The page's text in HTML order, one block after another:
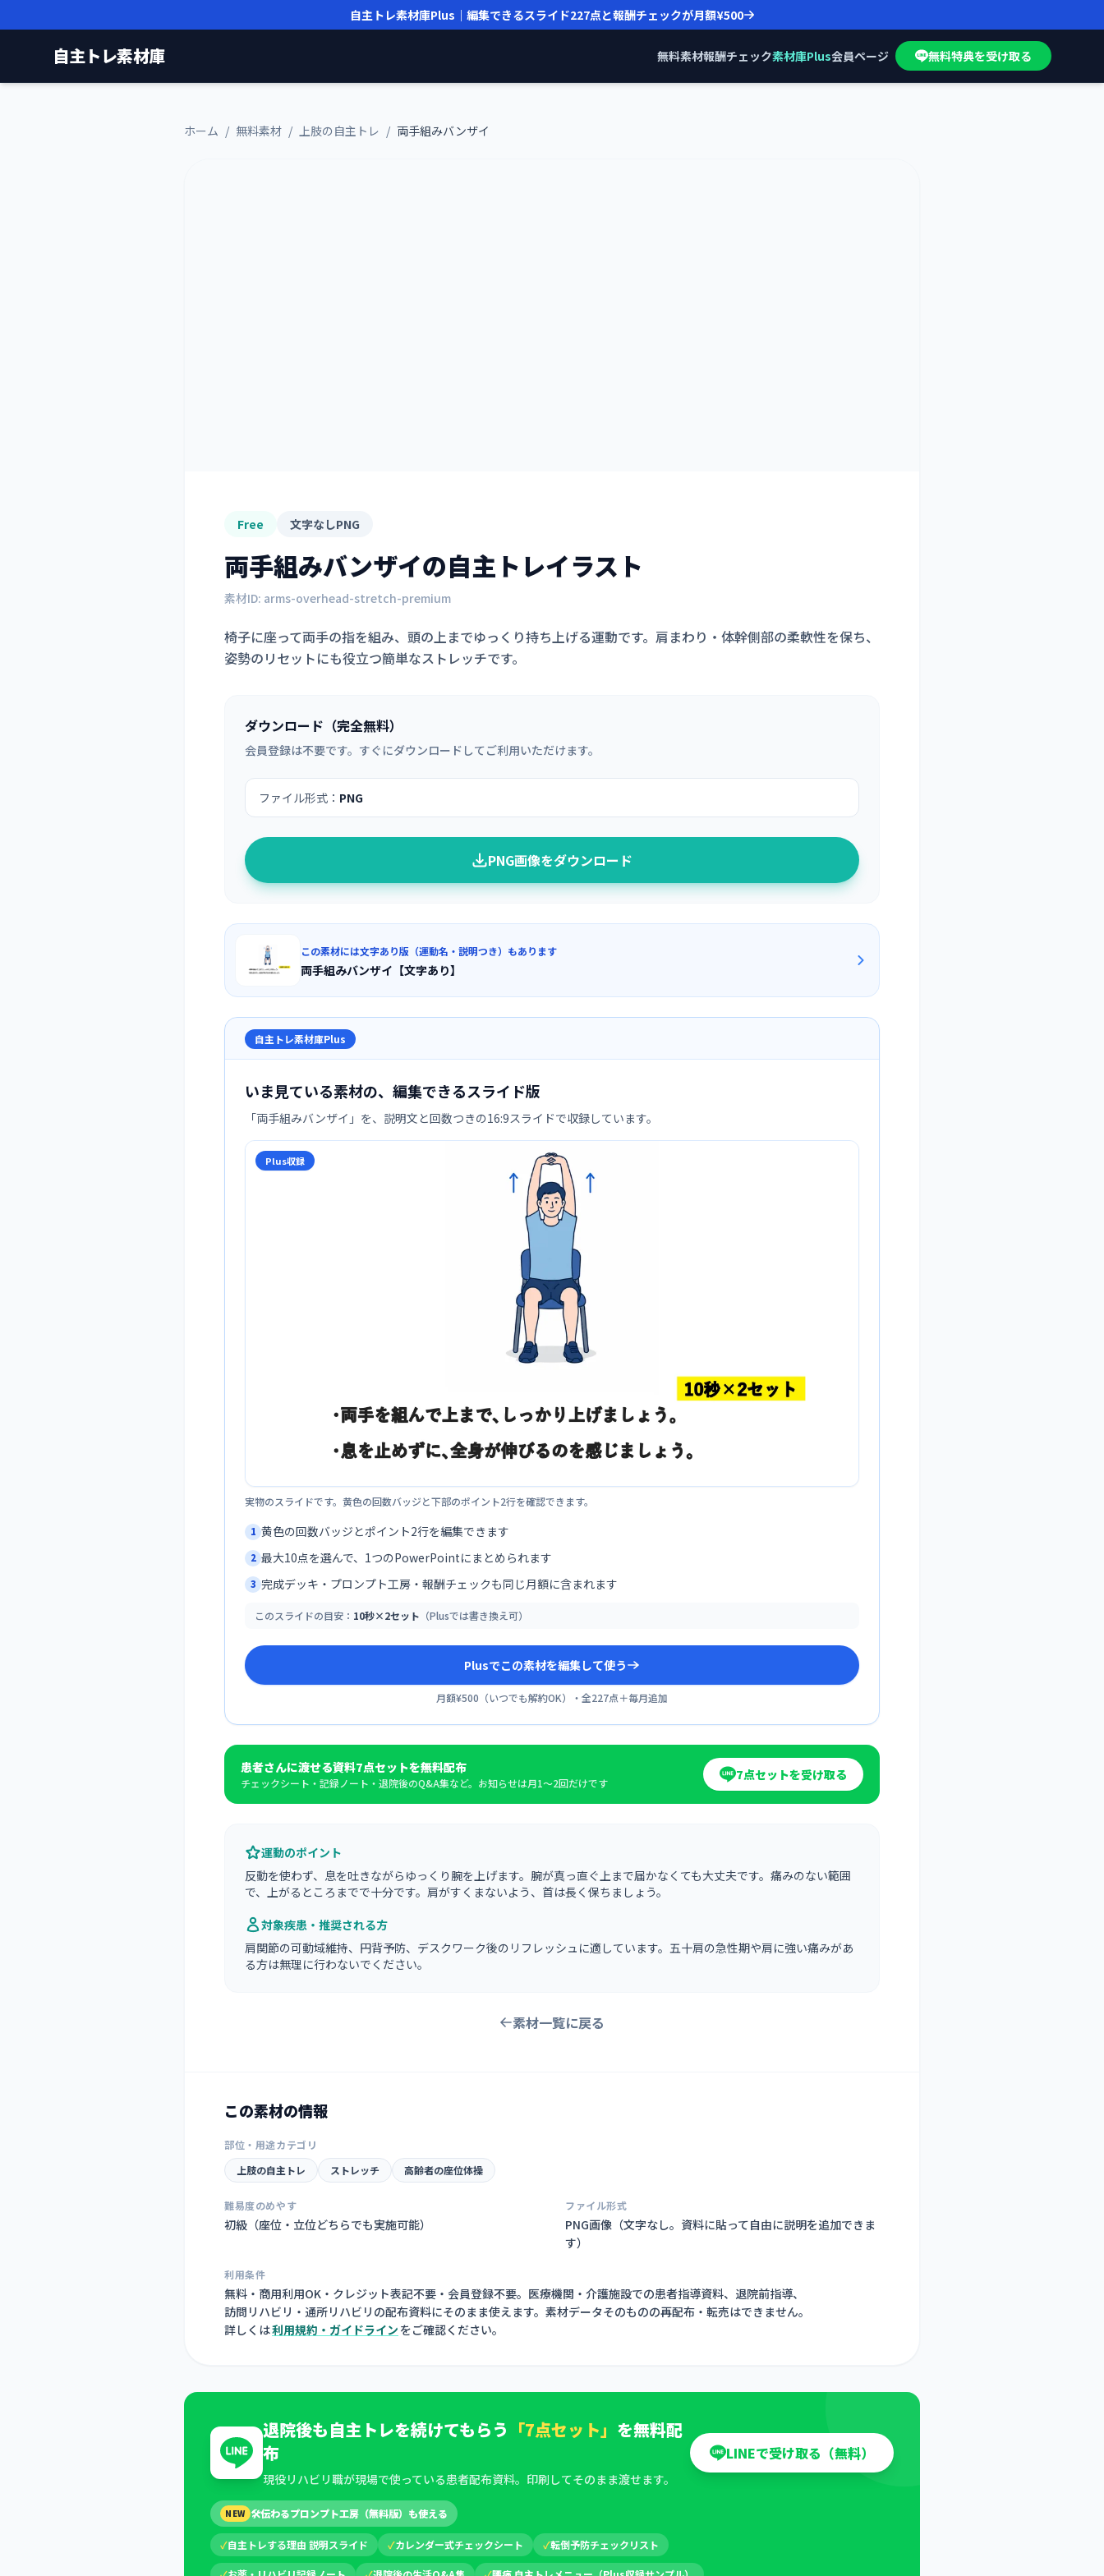
自主トレ素材庫Plus｜編集できるスライド227点と報酬チェックが月額¥500
自主トレ素材庫 無料素材報酬チェック素材庫Plus会員ページ 無料特典を受け取る
ホーム / 無料素材 / 上肢の自主トレ / 両手組みバンザイ
Free 文字なしPNG
両手組みバンザイの自主トレイラスト
素材ID: arms-overhead-stretch-premium
椅子に座って両手の指を組み、頭の上までゆっくり持ち上げる運動です。肩まわり・体幹側部の柔軟性を保ち、
姿勢のリセットにも役立つ簡単なストレッチです。
ダウンロード（完全無料）
会員登録は不要です。すぐにダウンロードしてご利用いただけます。
ファイル形式： PNG
PNG画像をダウンロード
この素材には文字あり版（運動名・説明つき）もあります
両手組みバンザイ【文字あり】
自主トレ素材庫Plus
いま見ている素材の、編集できるスライド版
「両手組みバンザイ 」を、説明文と回数つきの16:9スライドで収録しています。
Plus収録
実物のスライドです。黄色の回数バッジと下部のポイント2行を確認できます。
1 黄色の回数バッジとポイント2行を編集できます
2 最大10点を選んで、1つのPowerPointにまとめられます
3 完成デッキ・プロンプト工房・報酬チェックも同じ月額に含まれます
このスライドの目安： 10秒×2セット （Plusでは書き換え可）
Plusでこの素材を編集して使う
月額¥500 （いつでも解約OK）・全227点＋毎月追加
患者さんに渡せる資料7点セットを無料配布
チェックシート・記録ノート・退院後のQ&A集など。お知らせは月1〜2回だけです
7点セットを受け取る
運動のポイント
反動を使わず、息を吐きながらゆっくり腕を上げます。腕が真っ直ぐ上まで届かなくても大丈夫です。痛みのない範囲
で、上がるところまでで十分です。肩がすくまないよう、首は長く保ちましょう。
対象疾患・推奨される方
肩関節の可動域維持、円背予防、デスクワーク後のリフレッシュに適しています。五十肩の急性期や肩に強い痛みがあ
る方は無理に行わないでください。
素材一覧に戻る
この素材の情報
部位・用途カテゴリ
上肢の自主トレ
ストレッチ 高齢者の座位体操
難易度のめやす
初級（座位・立位どちらでも実施可能）
ファイル形式
PNG画像（文字なし。資料に貼って自由に説明を追加できま
す）
利用条件
無料・商用利用OK・クレジット表記不要・会員登録不要。医療機関・介護施設での患者指導資料、退院前指導、
訪問リハビリ・通所リハビリの配布資料にそのまま使えます。素材データそのものの再配布・転売はできません。
詳しくは利用規約・ガイドライン をご確認ください。
退院後も自主トレを続けてもらう 「7点セット」 を無料配
布
現役リハビリ職が現場で使っている患者配布資料。印刷してそのまま渡せます。
LINEで受け取る（無料）
NEW 🛠伝わるプロンプト工房（無料版）も使える
✓自主トレする理由 説明スライド ✓カレンダー式チェックシート ✓転倒予防チェックリスト